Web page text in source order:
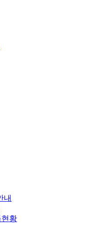
내
황